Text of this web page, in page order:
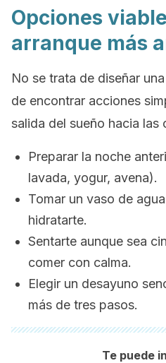
Opciones
arranque más
No se trata de diseñar
de encontrar acciones
salida del sueño hacia las
Preparar la noche
lavada, yogur, avena).
Tomar un vaso de
hidratarte.
Sentarte aunque sea
comer con calma.
Elegir un desayuno
más de tres pasos.
Te puede